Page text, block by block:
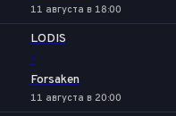
11 августа в 18:00
LODIS
-
Forsaken
11 августа в 20:00